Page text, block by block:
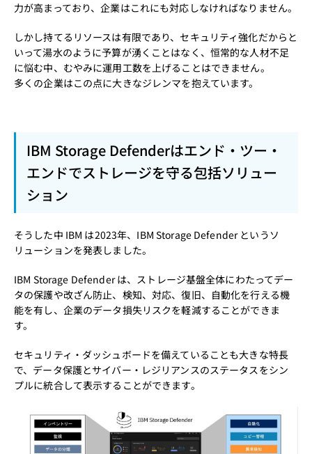
力が高まっており、企業はこれにも対応しなければなりません。
しかし持てるリソースは有限であり、セキュリティ強化だからと
いって湯水のように予算が湧くことはなく、恒常的な人材不足
に悩む中、むやみに運用工数を上げることはできません。
多くの企業はこの点に大きなジレンマを抱えています。
IBM Storage Defenderはエンド・ツー・
エンドでストレージを守る包括ソリュー
ション
そうした中 IBM は2023年、IBM Storage Defender というソ
リューションを発表しました。
IBM Storage Defender は、ストレージ基盤全体にわたってデー
タの保護や改ざん防止、検知、対応、復旧、自動化を行える機
能を有し、企業のデータ損失リスクを軽減することができま
す。
セキュリティ・ダッシュボードを備えていることも大きな特長
で、データ保護とサイバー・レジリアンスのステータスをシン
プルに統合して表示することができます。